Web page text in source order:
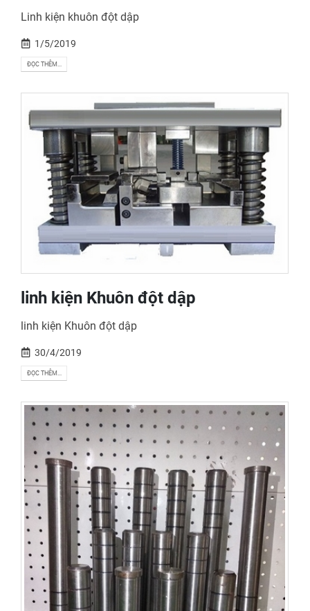
Linh kiện khuôn đột dập
1/5/2019
ĐỌC THÊM...
linh kiện Khuôn đột dập
linh kiện Khuôn đột dập
30/4/2019
ĐỌC THÊM...